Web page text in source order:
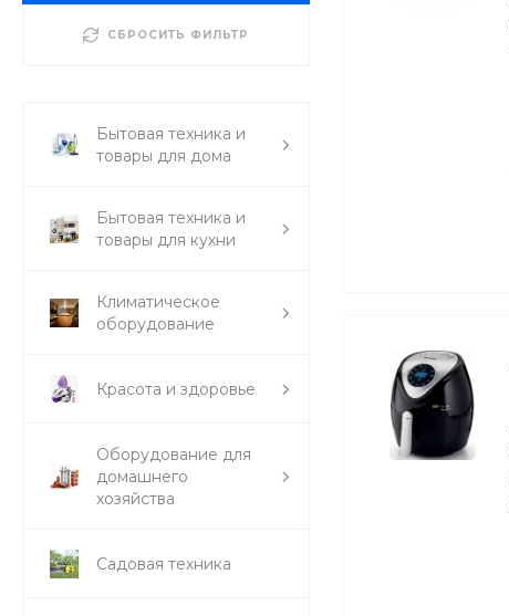
СБРОСИТЬ ФИЛЬТР
Бытовая техника и
товары для дома
Бытовая техника и
товары для кухни
Климатическое
оборудование
Красота и здоровье
Оборудование для
домашнего
хозяйства
Садовая техника